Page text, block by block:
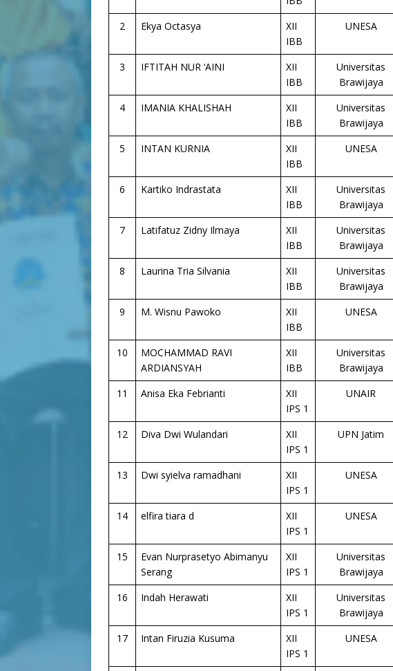
2 Ekya Octasya
XII
IBB
UNESA
3 IFTITAH NUR ‘AINI
XII
IBB
Universitas
Brawijaya
4 IMANIA KHALISHAH
XII
IBB
Universitas
Brawijaya
5 INTAN KURNIA
XII
IBB
UNESA
6 Kartiko Indrastata
XII
IBB
Universitas
Brawijaya
7 Latifatuz Zidny Ilmaya
XII
IBB
Universitas
Brawijaya
8 Laurina Tria Silvania
XII
IBB
Universitas
Brawijaya
9 M. Wisnu Pawoko
XII
IBB
UNESA
10
MOCHAMMAD RAVI
ARDIANSYAH
XII
IBB
Universitas
Brawijaya
11 Anisa Eka Febrianti
XII
IPS 1
UNAIR
12 Diva Dwi Wulandari
XII
IPS 1
UPN Jatim
13 Dwi syielva ramadhani
XII
IPS 1
UNESA
14 elfira tiara d
XII
IPS 1
UNESA
15
Evan Nurprasetyo Abimanyu
Serang
XII
IPS 1
Universitas
Brawijaya
16
Indah Herawati
XII
IPS 1
Universitas
Brawijaya
17 Intan Firuzia Kusuma
XII
IPS 1
UNESA